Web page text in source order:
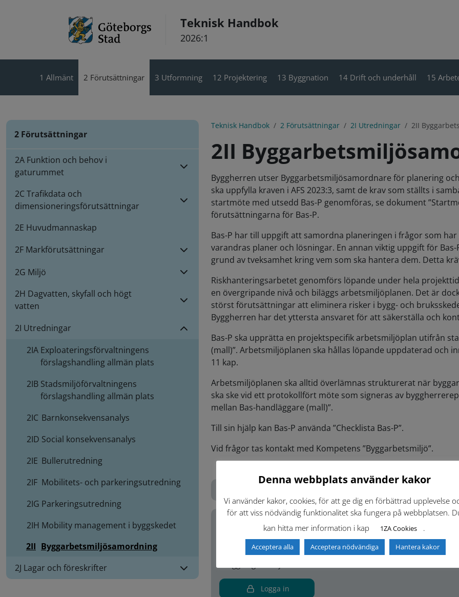
Teknisk Handbok
2026:1
1 Allmänt 2 Förutsättningar 3 Utformning 12 Projektering 13 Byggnation 14 Drift och underhåll 15
2 Förutsättningar
2A Funktion och behov i
gaturummet
2C Trafikdata och
dimensioneringsförutsättningar
2E Huvudmannaskap
2F Markförutsättningar
2G Miljö
2H Dagvatten, skyfall och högt
vatten
2I Utredningar
2IA Exploateringsförvaltningens
förslagshandling allmän plats
2IB Stadsmiljöförvaltningens
förslagshandling allmän plats
2IC Barnkonsekvensanalys
2ID Social konsekvensanalys
2IE Bullerutredning
2IF Mobilitets- och parkeringsutredning
2IG Parkeringsutredning
2IH Mobility management i byggskedet
2II Byggarbetsmiljösamordning
2J Lagar och föreskrifter
Teknisk Handbok 2 Förutsättningar 2I Utredningar 2II
2II
Byggherren utser Byggarbetsmiljösamordnare för planering
ska uppfylla kraven i AFS 2023:3, samt de krav som ställts i
startmöte med utsedd Bas-P genomföras, se dokument
förutsättningarna för Bas-P.
Bas-P har till uppgift att samordna planeringen i frågor som
varandras planer och lösningar. En annan viktig uppgift för
grund av tveksamhet kring vem som ska hantera dem. Detta
Riskhanteringsarbetet genomförs löpande under hela
en övergripande nivå och biläggs arbetsmiljöplanen. Det är
störst förutsättningar att eliminera risker i bygg- och
Byggherren har det yttersta ansvaret för att säkerställa och
Bas-P ska upprätta en projektspecifik arbetsmiljöplan utifrån
(mall)”. Arbetsmiljöplanen ska hållas löpande uppdaterad och
11 kap.
Arbetsmiljöplanen ska alltid överlämnas strukturerat när
ska ske vid ett protokollfört möte som signeras av
mellan Bas-handläggare (mall)”.
Till sin hjälp kan Bas-P använda ”Checklista Bas-P”.
Vid frågor tas kontakt med Kompetens ”Byggarbetsmiljö”.
Inloggning krävs
Logga in
Denna webbplats använder kakor
Vi använder kakor, cookies, för att ge dig en förbättrad upplevelse
för att viss nödvändig funktionalitet ska fungera på webbplatsen.
kan hitta mer information i kap
1ZA Cookies .
Acceptera alla Acceptera nödvändiga Hantera kakor